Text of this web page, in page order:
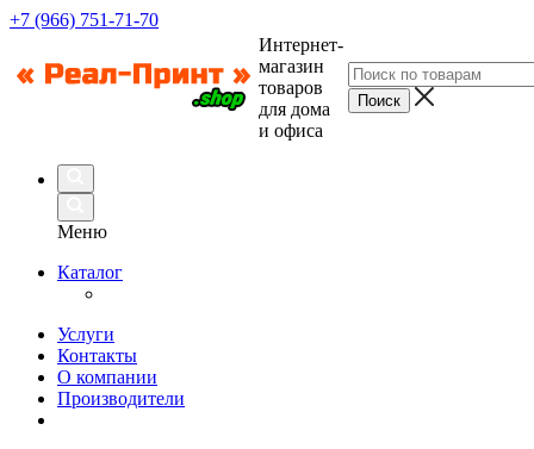
+7 (966) 751-71-70
Интернет-
магазин
товаров
для дома
и офиса
Меню
Каталог
Услуги
Контакты
О компании
Производители